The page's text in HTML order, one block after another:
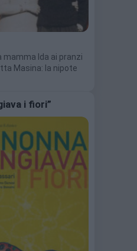
mamma Ida ai pranzi
Masina: la nipote
i fiori”